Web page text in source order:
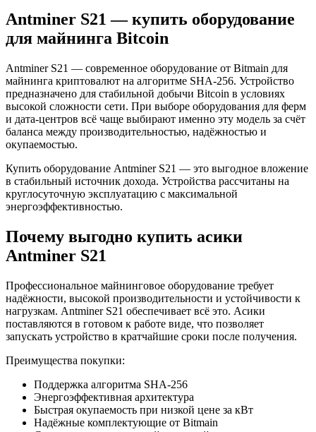
Antminer S21 — купить оборудование
для майнинга Bitcoin
Antminer S21 — современное оборудование от Bitmain для
майнинга криптовалют на алгоритме SHA-256. Устройство
предназначено для стабильной добычи Bitcoin в условиях
высокой сложности сети. При выборе оборудования для ферм
и дата-центров всё чаще выбирают именно эту модель за счёт
баланса между производительностью, надёжностью и
окупаемостью.
Купить оборудование Antminer S21 — это выгодное вложение
в стабильный источник дохода. Устройства рассчитаны на
круглосуточную эксплуатацию с максимальной
энергоэффективностью.
Почему выгодно купить асики
Antminer S21
Профессиональное майнинговое оборудование требует
надёжности, высокой производительности и устойчивости к
нагрузкам. Antminer S21 обеспечивает всё это. Асики
поставляются в готовом к работе виде, что позволяет
запускать устройство в кратчайшие сроки после получения.
Преимущества покупки:
Поддержка алгоритма SHA-256
Энергоэффективная архитектура
Быстрая окупаемость при низкой цене за кВт
Надёжные комплектующие от Bitmain